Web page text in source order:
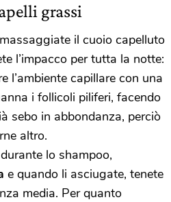
grassi
il cuoio capelluto
l’impacco per tutta la notte:
l’ambiente capillare con una
i follicoli piliferi, facendo
sebo in abbondanza, perciò
altro.
lo shampoo,
e quando li asciugate, tenete
media. Per quanto